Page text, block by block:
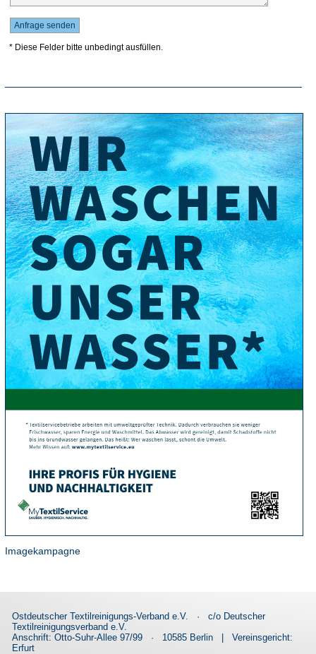
* Diese Felder bitte unbedingt ausfüllen.
Imagekampagne
Ostdeutscher Textilreinigungs-Verband e.V. ·
c/o Deutscher
Textilreinigungsverband e.V.
Anschrift: Otto-Suhr-Allee 97/99
· 10585 Berlin |
Vereinsgericht:
Erfurt